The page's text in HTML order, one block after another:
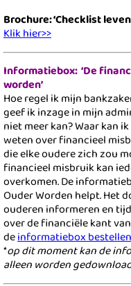
Brochure: ‘Checklist
Klik hier>>
Informatiebox: ‘De
worden’
Hoe regel ik mijn
geef ik inzage in mijn
niet meer kan? Waar kan
weten over financieel
die elke oudere zich zou
financieel misbruik kan
overkomen. De
Ouder Worden helpt. Het
ouderen informeren en
over de financiële kant
deinformatiebox
*op dit moment kan de
alleen worden